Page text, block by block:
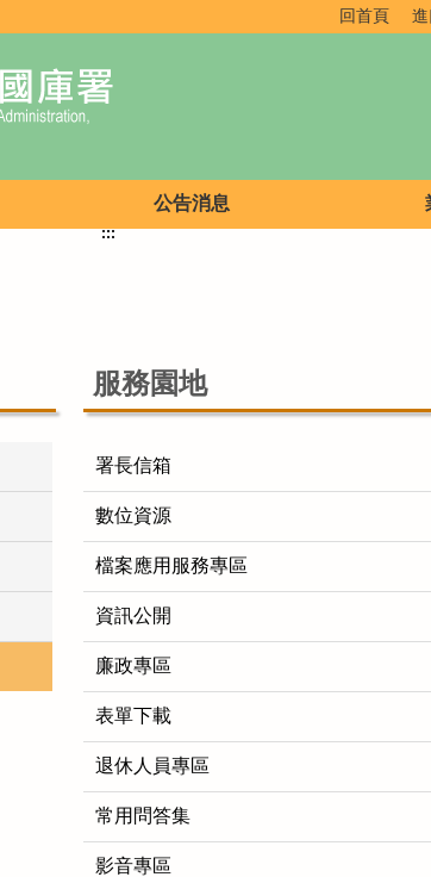
回首頁
公告消息
:::
服務園地
署長信箱
數位資源
檔案應用服務專區
資訊公開
廉政專區
表單下載
退休人員專區
常用問答集
影音專區